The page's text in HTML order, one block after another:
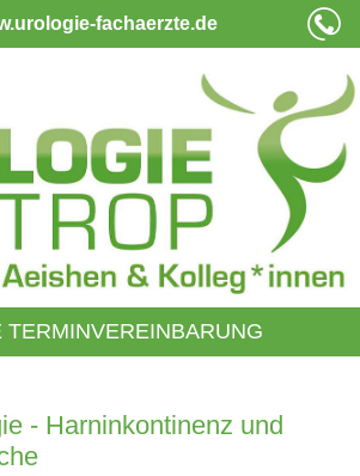
fachaerzte.de
TERMINVEREINBARUNG
- Harninkontinenz und